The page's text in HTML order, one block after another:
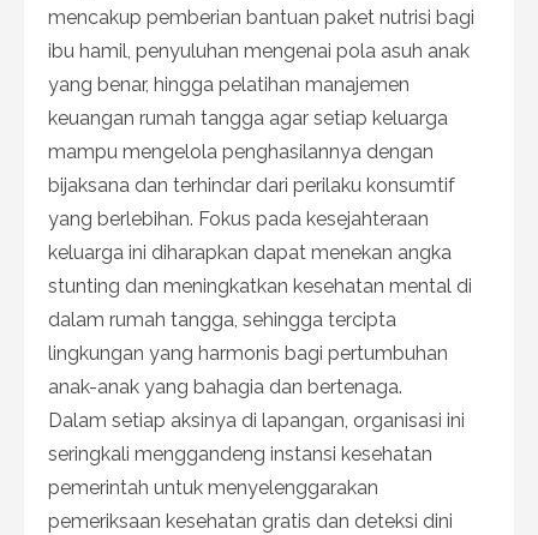
mencakup pemberian bantuan paket nutrisi bagi
ibu hamil, penyuluhan mengenai pola asuh anak
yang benar, hingga pelatihan manajemen
keuangan rumah tangga agar setiap keluarga
mampu mengelola penghasilannya dengan
bijaksana dan terhindar dari perilaku konsumtif
yang berlebihan. Fokus pada kesejahteraan
keluarga ini diharapkan dapat menekan angka
stunting dan meningkatkan kesehatan mental di
dalam rumah tangga, sehingga tercipta
lingkungan yang harmonis bagi pertumbuhan
anak-anak yang bahagia dan bertenaga.
Dalam setiap aksinya di lapangan, organisasi ini
seringkali menggandeng instansi kesehatan
pemerintah untuk menyelenggarakan
pemeriksaan kesehatan gratis dan deteksi dini